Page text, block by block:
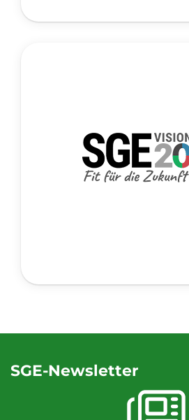
SGE-Newsletter